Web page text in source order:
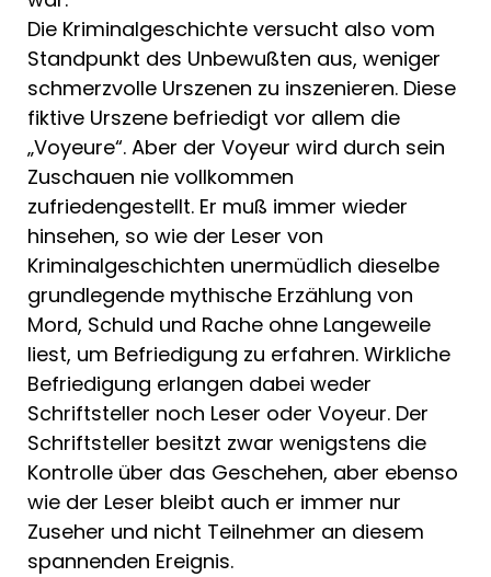
Die Kriminalgeschichte versucht also vom
Standpunkt des Unbewußten aus, weniger
schmerzvolle Urszenen zu inszenieren. Diese
fiktive Urszene befriedigt vor allem die
„Voyeure“. Aber der Voyeur wird durch sein
Zuschauen nie vollkom­men
zufriedengestellt. Er muß immer wieder
hinsehen, so wie der Leser von
Kriminalgeschichten unermüdlich diesel­be
grundlegende mythische Erzählung von
Mord, Schuld und Rache ohne Lange­weile
liest, um Befriedigung zu erfahren. Wirkliche
Befriedigung erlangen dabei weder
Schriftsteller noch Leser oder Voyeur. Der
Schriftsteller besitzt zwar we­nigstens die
Kontrolle über das Gesche­hen, aber ebenso
wie der Leser bleibt auch er immer nur
Zuseher und nicht Teilneh­mer an diesem
spannenden Ereignis.